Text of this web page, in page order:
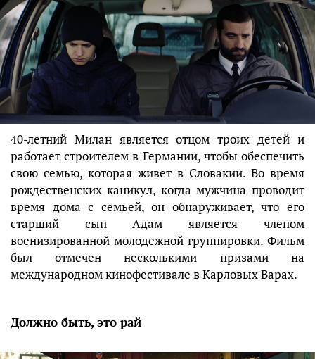
40-летний Милан является отцом троих детей и
работает строителем в Германии, чтобы обеспечить
свою семью, которая живет в Словакии. Во время
рождественских каникул, когда мужчина проводит
время дома с семьей, он обнаруживает, что его
старший сын Адам является членом
военизированной молодежной группировки. Фильм
был отмечен несколькими призами на
международном кинофестивале в Карловых Варах.
Должно быть, это рай